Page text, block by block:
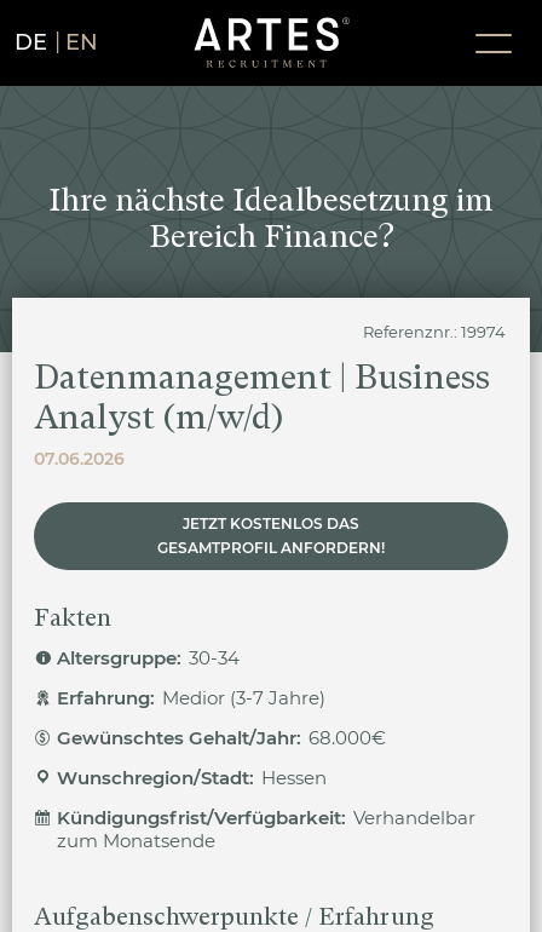
DE EN
Ihre nächste Idealbesetzung im
Bereich Finance?
Datenmanagement | Business
Analyst (m/w/d)
Referenznr.: 19974
07.06.2026
JETZT KOSTENLOS DAS
GESAMTPROFIL ANFORDERN!
Fakten
Altersgruppe: 30-34
Erfahrung: Medior (3-7 Jahre)
Gewünschtes Gehalt/Jahr: 68.000€
Wunschregion/Stadt: Hessen
Kündigungsfrist/Verfügbarkeit: Verhandelbar
zum Monatsende
Aufgabenschwerpunkte / Erfahrung